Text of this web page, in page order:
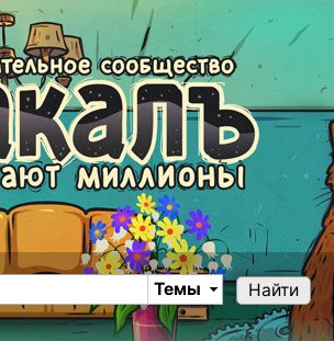
Найти
Темы